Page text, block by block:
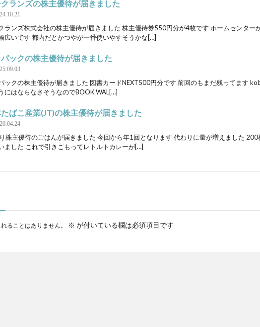
ランズの株主優待が届きました
ランズ株式会社の株主優待が届きました 株主優待券550円分が4枚です ホームセンター
広いです 都内だとかつやが一番使いやすそうかな[…]
ックの株主優待が届きました
ックの株主優待が届きました 図書カードNEXT500円分です 前回のもまだ残ってます
にはならなさそうなのでBOOK WAL[…]
たばこ産業(JT)の株主優待が届きました
株主優待のごはんが届きました 今回から年1回となります 代わりに量が増えました 200
ました これで引きこもってレトルトカレーが[…]
ることはありません。 ※ が付いている欄は必須項目です